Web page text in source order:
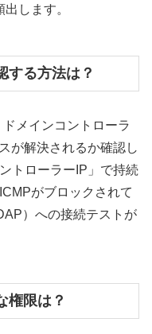
します。
する方法は？
メインコントローラ
が解決されるか確認し
トローラーIP」で持続
がブロックされて
）への接続テストが
権限は？